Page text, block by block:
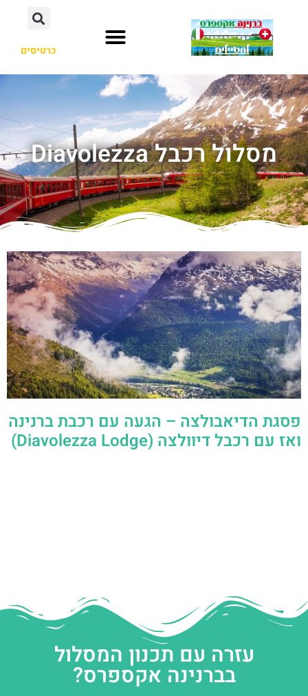
כרטיסים
מסלול רכבל Diavolezza
פסגת הדיאבולצה – הגעה עם רכבת ברנינה
ואז עם רכבל דיוולצה (Diavolezza Lodge)
עזרה עם תכנון המסלול
בברנינה אקספרס?